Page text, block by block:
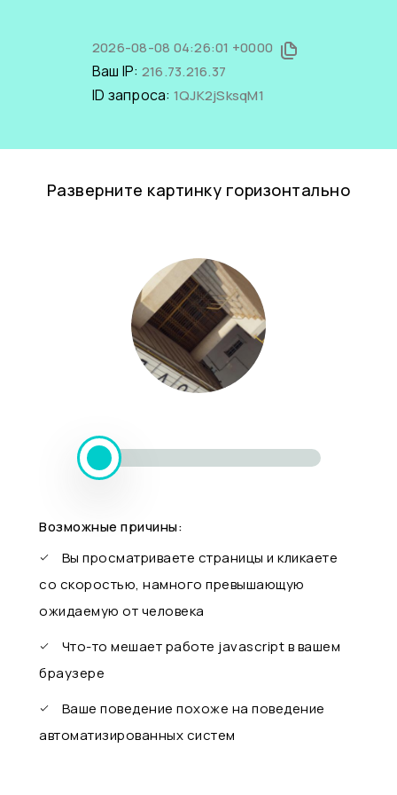
2026-08-08 04:26:01 +0000
Ваш IP: 216.73.216.37
ID запроса: 1QJK2jSksqM1
Разверните картинку горизонтально
Возможные причины:
Вы просматриваете страницы и кликаете
со скоростью, намного превышающую
ожидаемую от человека
Что-то мешает работе javascript в вашем
браузере
Ваше поведение похоже на поведение
автоматизированных систем